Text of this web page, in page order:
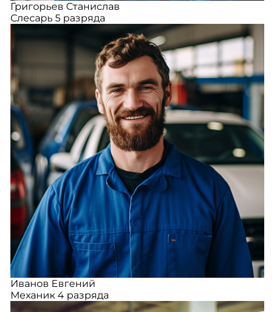
Григорьев Станислав
Слесарь 5 разряда
Иванов Евгений
Механик 4 разряда